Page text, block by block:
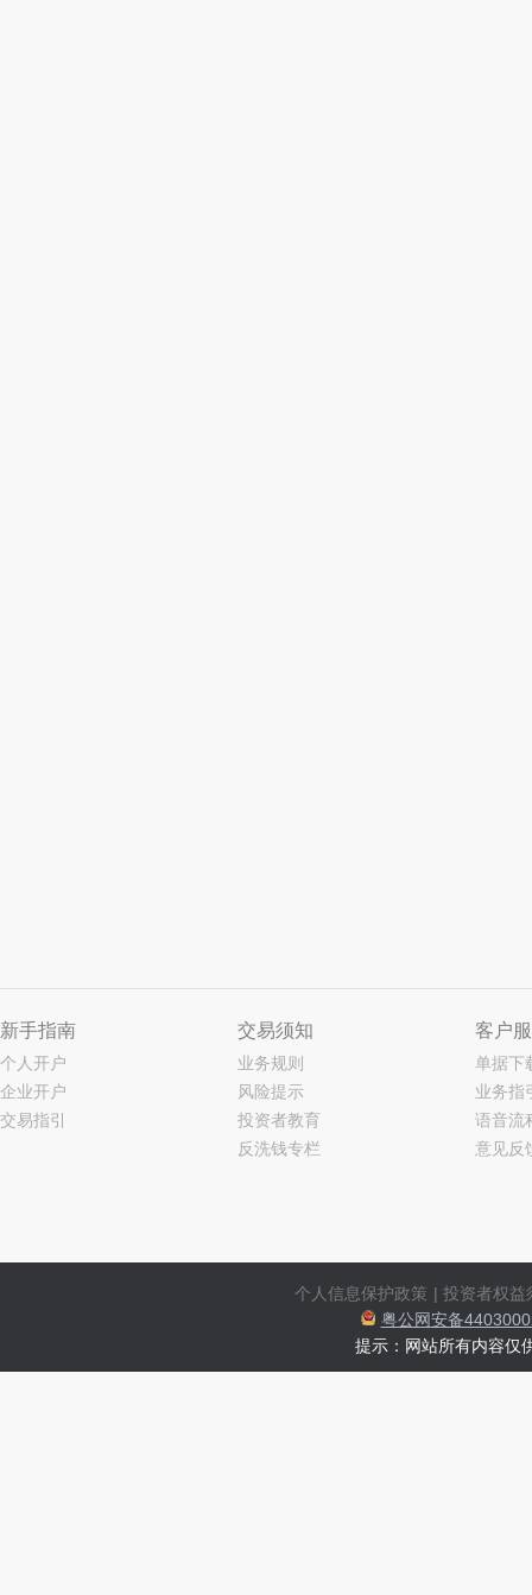
新手指南
个人开户
企业开户
交易指引
交易须知
业务规则
风险提示
投资者教育
反洗钱专栏
客户
单据下
业务指
语音流
意见反
个人信息保护政策 | 投资者权益
粤公网安备
提示：网站所有内容仅